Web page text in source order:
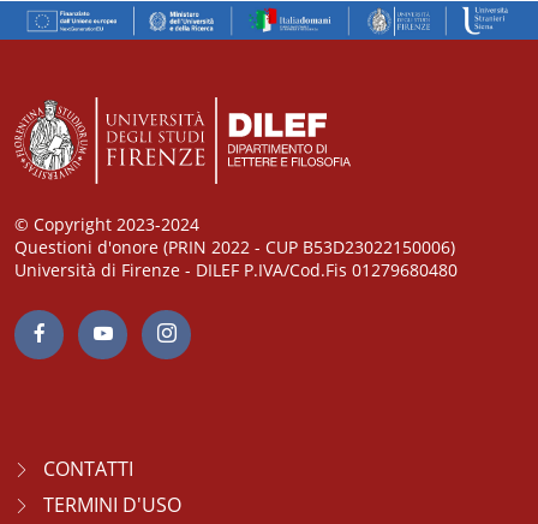
© Copyright 2023-2024
Questioni d'onore (PRIN 2022 - CUP B53D23022150006)
Università di Firenze - DILEF P.IVA/Cod.Fis 01279680480
CONTATTI
TERMINI D'USO